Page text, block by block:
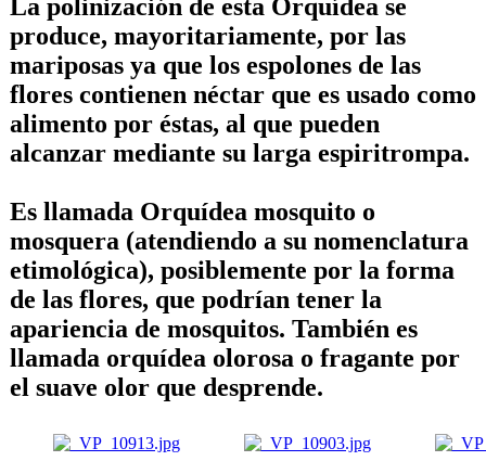
La polinización de esta Orquídea se
produce, mayoritariamente, por las
mariposas ya que los espolones de las
flores contienen néctar que es usado como
alimento por éstas, al que pueden
alcanzar mediante su larga espiritrompa.
Es llamada Orquídea mosquito o
mosquera (atendiendo a su nomenclatura
etimológica), posiblemente por la forma
de las flores, que podrían tener la
apariencia de mosquitos. También es
llamada orquídea olorosa o fragante por
el suave olor que desprende.